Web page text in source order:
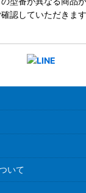
認していただきま
いて